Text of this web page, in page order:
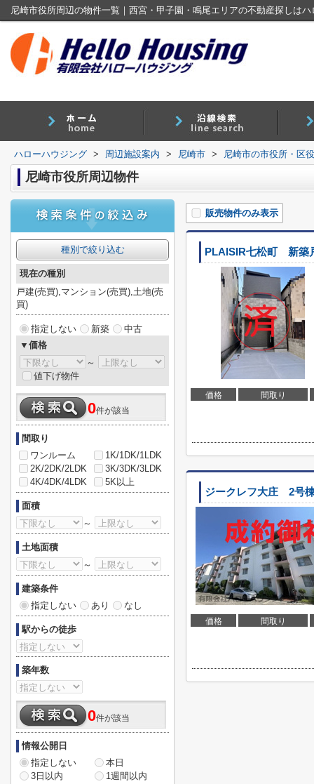
尼崎市役所周辺の物件一覧｜西宮・甲子園・鳴尾エリアの不動産探しは
ハローハウジング > 周辺施設案内 > 尼崎市 > 尼崎市の市役所・区
尼崎市役所周辺物件
販売物件のみ表示
PLAISIR七松町 新
価格 間取り
ジークレフ大庄 2号
価格 間取り
種別で絞り込む
現在の種別
戸建(売買),マンション(売買),土地(売
買)
指定しない 新築
中古
▼価格
～
値下げ物件
0件が該当
間取り
ワンルーム
1K/1DK/1LDK
2K/2DK/2LDK
3K/3DK/3LDK
4K/4DK/4LDK
5K以上
面積
～
土地面積
～
建築条件
指定しない
あり なし
駅からの徒歩
築年数
0件が該当
情報公開日
指定しない
本日
3日以内
1週間以内